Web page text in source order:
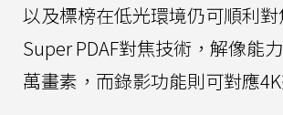
以及標榜在低光環境仍可順利
Super PDAF對焦技術，解像能
萬畫素，而錄影功能則可對應4K